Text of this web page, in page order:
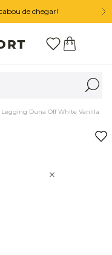
de chegar!
Legging Duna Off White Vanilla